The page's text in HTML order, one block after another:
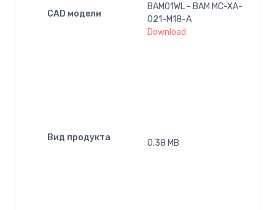
CAD модели
BAM01WL - BAM MC-XA-
021-M18-A
Вид продукта
Download
0.38 MB